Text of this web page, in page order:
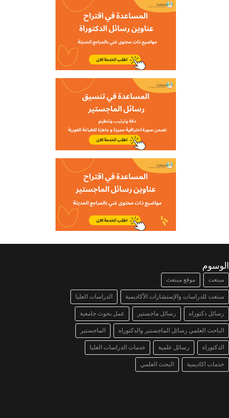
الوسوم
مبتعث موقع مبتعث
مبتعث للدراسات والإستشارات الأكاديمية الدراسات العليا
رسائل دكتوراه رسائل ماجستير عمل بحوث جامعية
الباحث العلمي رسائل الماجستير والدكتوراه الماجستير
الدكتوراة رسائل علمية خدمات الدراسات العليا
خدمات اكاديمية البحث العلمي